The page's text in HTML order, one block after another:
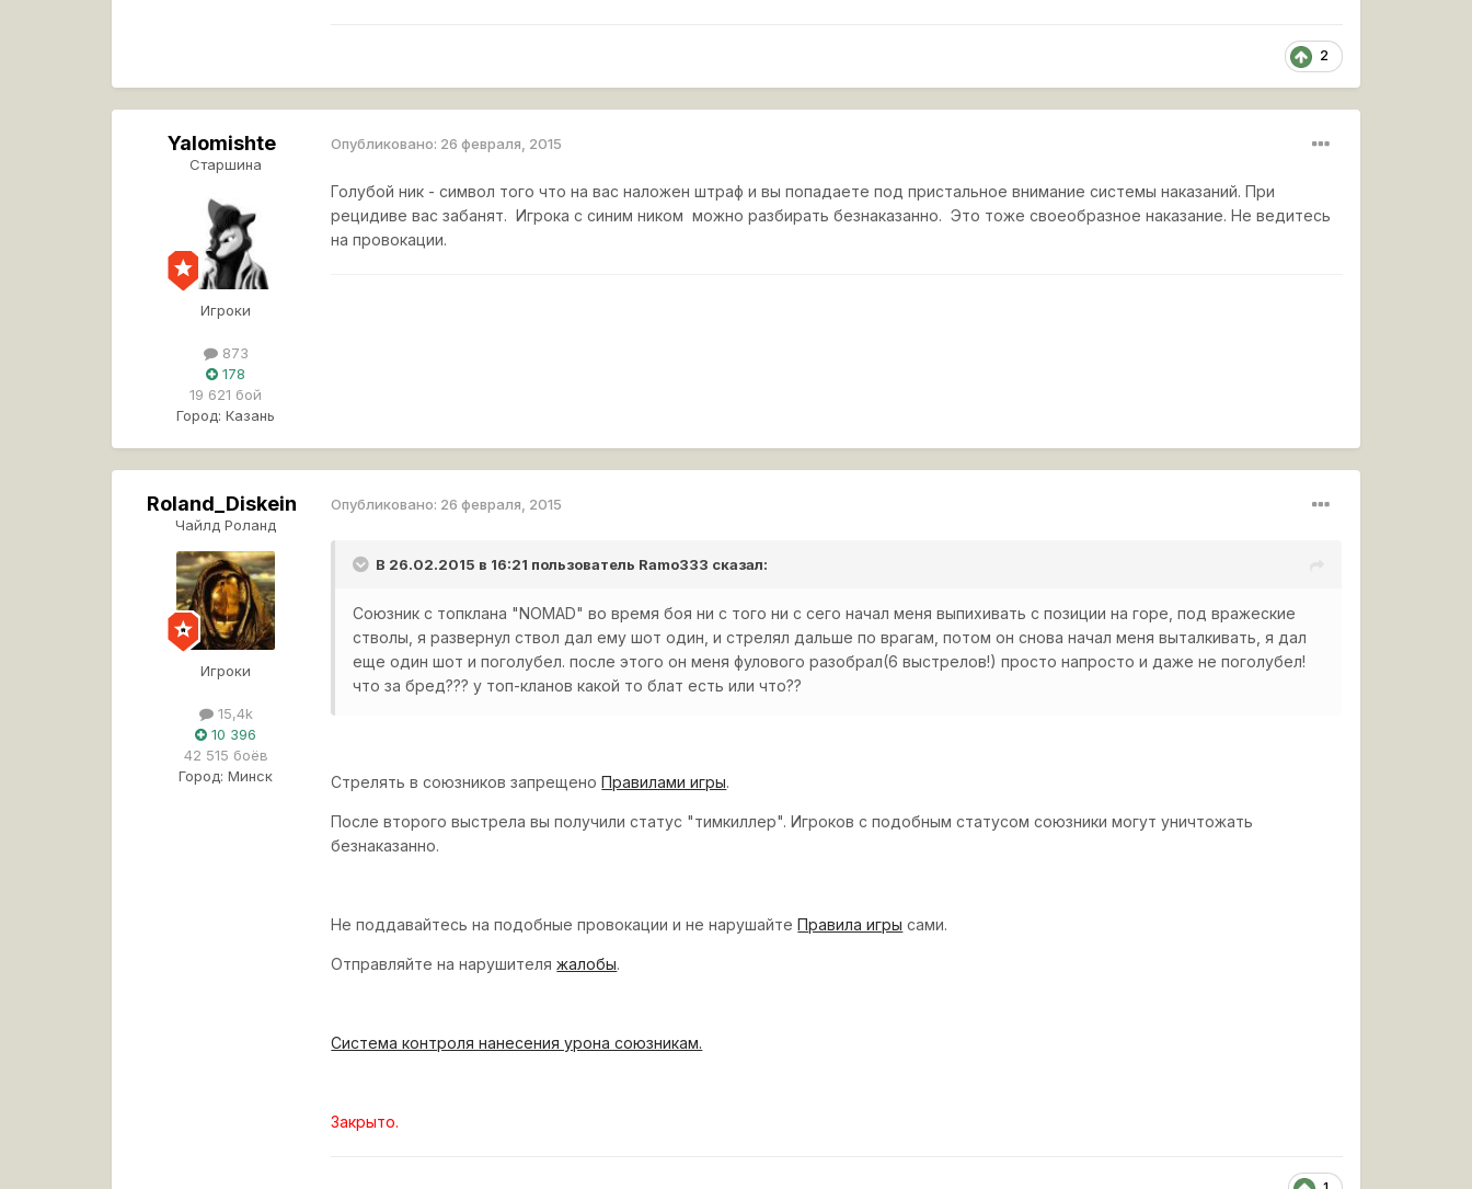
2
Yalomishte
Старшина
Игроки
873
178
19 621 бой
Город: Казань
Опубликовано: 26 февраля, 2015
Голубой ник - символ того что на вас наложен штраф и вы попадаете под пристальное внимание системы наказаний. При
рецидиве вас забанят. Игрока с синим ником можно разбирать безнаказанно. Это тоже своеобразное наказание. Не ведитесь
на провокации.
Roland_Diskein
Чайлд Роланд
Игроки
15,4k
10 396
42 515 боёв
Город: Минск
Опубликовано: 26 февраля, 2015
В 26.02.2015 в 16:21 пользователь Ramo333 сказал:
Союзник с топклана "NOMAD" во время боя ни с того ни с сего начал меня выпихивать с позиции на горе, под вражеские
стволы, я развернул ствол дал ему шот один, и стрелял дальше по врагам, потом он снова начал меня выталкивать, я дал
еще один шот и поголубел. после этого он меня фулового разобрал(6 выстрелов!) просто напросто и даже не поголубел!
что за бред??? у топ-кланов какой то блат есть или что??
Стрелять в союзников запрещеноПравилами игры.
После второго выстрела вы получили статус "тимкиллер". Игроков с подобным статусом союзники могут уничтожать
безнаказанно.
Не поддавайтесь на подобные провокации и не нарушайтеПравила игры сами.
Отправляйте на нарушителяжалобы.
Система контроля нанесения урона союзникам.
Закрыто.